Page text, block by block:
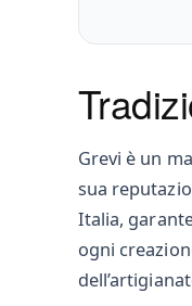
Grevi è un
sua
Italia,
ogni